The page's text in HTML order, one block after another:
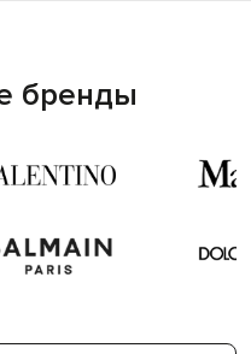
бренды